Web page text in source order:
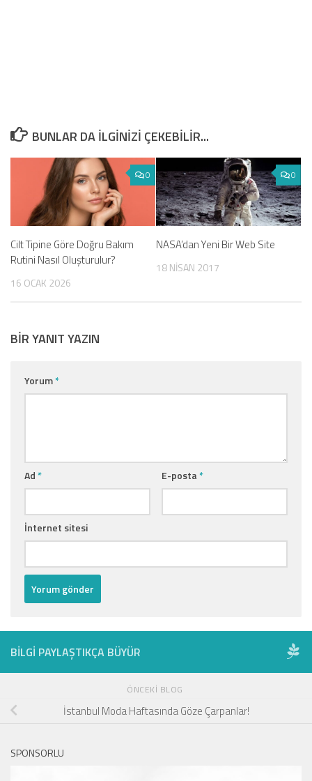
BUNLAR DA ILGINIZI ÇEKEBILIR...
0
Cilt Tipine Göre Doğru Bakım
Rutini Nasıl Oluşturulur?
16 OCAK 2026
0
NASA’dan Yeni Bir Web Site
18 NISAN 2017
BIR YANIT YAZIN
Yorum*
Ad* E-posta*
İnternet sitesi
BILGI PAYLAŞTIKÇA BÜYÜR
ÖNCEKI BLOG
İstanbul Moda Haftasında Göze Çarpanlar!
SPONSORLU